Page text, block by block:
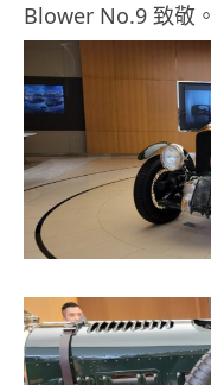
Blower No.9 致敬。